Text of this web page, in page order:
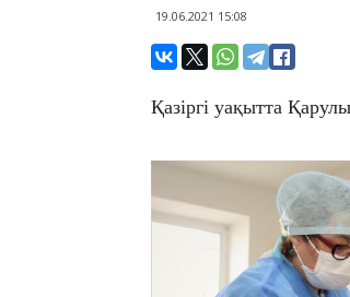
19.06.2021 15:08
Қазіргі уақытта